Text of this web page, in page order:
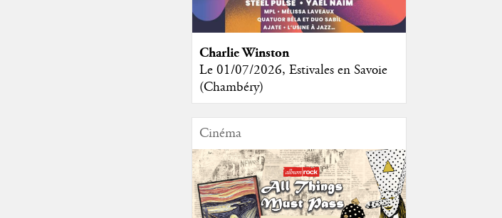
Charlie Winston
Le 01/07/2026, Estivales en Savoie
(Chambéry)
Cinéma